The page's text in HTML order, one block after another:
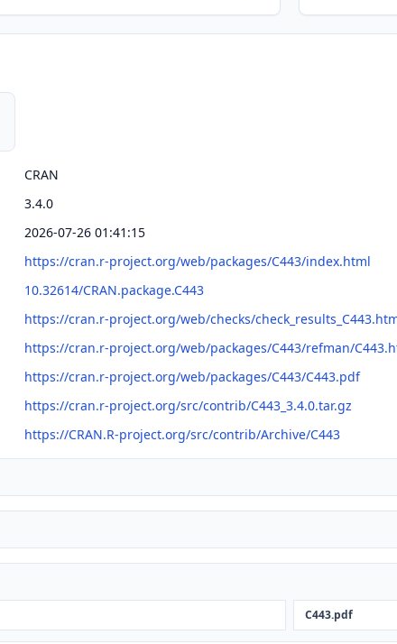
CRAN
3.4.0
2026-07-26 01:41:15
https://cran.r-project.org/web/packages/C443/index.html
10.32614/CRAN.package.C443
https://cran.r-project.org/web/checks/
https://cran.r-project.org/web/packages/C443/refman/
https://cran.r-project.org/web/packages/C443/C443.pdf
https://cran.r-project.org/src/contrib/C443_3.4.0.tar.gz
https://CRAN.R-project.org/src/contrib/Archive/C443
C443.pdf